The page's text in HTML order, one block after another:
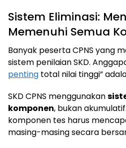
Sistem Eliminasi:
Memenuhi Semua
Banyak peserta CPNS yang
sistem penilaian SKD.
penting total nilai tinggi”
SKD CPNS menggunakan
komponen, bukan
komponen tes harus
masing-masing secara